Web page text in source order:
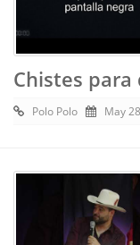
Chistes
Polo Polo May